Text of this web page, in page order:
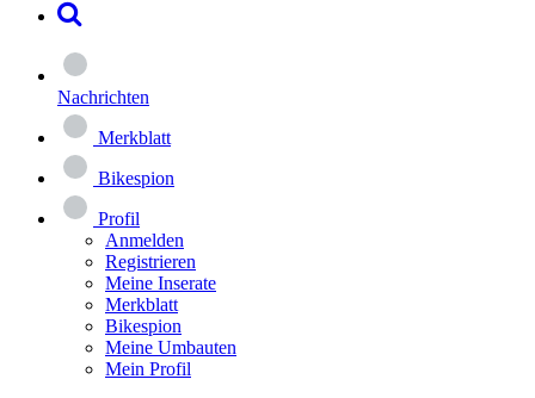
Nachrichten
Merkblatt
Bikespion
Profil
Anmelden
Registrieren
Meine Inserate
Merkblatt
Bikespion
Meine Umbauten
Mein Profil